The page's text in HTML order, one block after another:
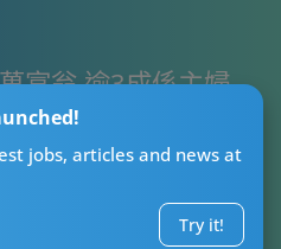
jobs, articles and news at
Try it!
富翁 逾3成係主婦